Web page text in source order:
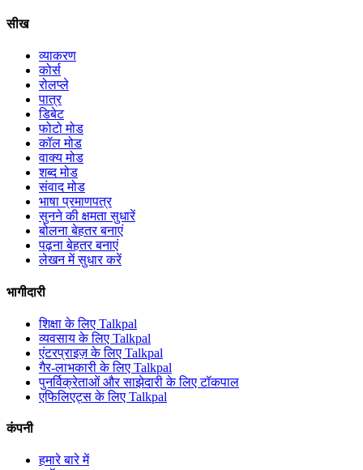
सीख
व्याकरण
कोर्स
रोलप्ले
पात्र
डिबेट
फोटो मोड
कॉल मोड
वाक्य मोड
शब्द मोड
संवाद मोड
भाषा प्रमाणपत्र
सुनने की क्षमता सुधारें
बोलना बेहतर बनाएं
पढ़ना बेहतर बनाएं
लेखन में सुधार करें
भागीदारी
शिक्षा के लिए Talkpal
व्यवसाय के लिए Talkpal
एंटरप्राइज़ के लिए Talkpal
गैर-लाभकारी के लिए Talkpal
पुनर्विक्रेताओं और साझेदारी के लिए टॉकपाल
एफिलिएट्स के लिए Talkpal
कंपनी
हमारे बारे में